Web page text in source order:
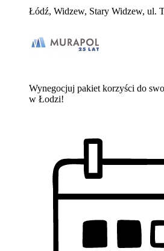
Łódź, Widzew, Stary Widzew, ul.
Wynegocjuj pakiet korzyści do
w Łodzi!